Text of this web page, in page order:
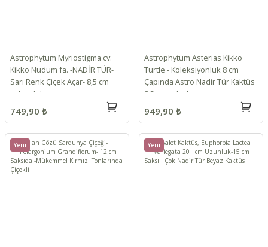
Astrophytum Myriostigma cv.
Kikko Nudum fa. -NADİR TÜR-
Sarı Renk Çiçek Açar- 8,5 cm
saksı dolusu
749,90 ₺
Astrophytum Asterias Kikko
Turtle - Koleksiyonluk 8 cm
Çapında Astro Nadir Tür Kaktüs
8,5 cm saksılı
949,90 ₺
Yeni Yeni